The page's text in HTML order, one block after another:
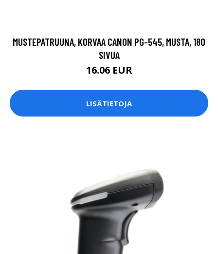
MUSTEPATRUUNA, KORVAA CANON PG-545, MUSTA, 180
SIVUA
16.06 EUR
LISÄTIETOJA